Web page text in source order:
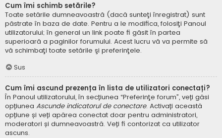
Cum îmi schimb setările?
Toate setările dumneavoastră (dacă sunteţi înregistrat) sunt
păstrate în baza de date. Pentru a le modifica, folosiţi Panoul
utilizatorului; în general un link poate fi găsit în partea
superioară a paginilor forumului. Acest lucru vă va permite să
vă schimbaţi toate setările şi preferinţele.
Sus
Cum îmi ascund prezența în lista de utilizatori conectați?
În Panoul utilizatorului, în secțiunea “Preferinţe forum”, veți găsi
opțiunea Ascunde indicatorul de conectare. Activați această
opțiune și veți apărea conectat doar pentru administratori,
moderatori și dumneavoastră. Veți fi contorizat ca utilizator
ascuns.